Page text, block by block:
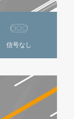
信号なし